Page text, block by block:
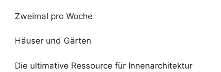
Zweimal pro Woche
Häuser und Gärten
Die ultimative Ressource für Innenarchitektur